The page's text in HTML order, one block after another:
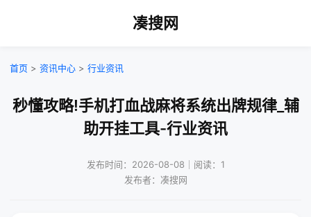
凑搜网
首页 > 资讯中心 > 行业资讯
秒懂攻略!手机打血战麻将系统出牌规律_辅
助开挂工具-行业资讯
发布时间：2026-08-08｜阅读：1
发布者：凑搜网